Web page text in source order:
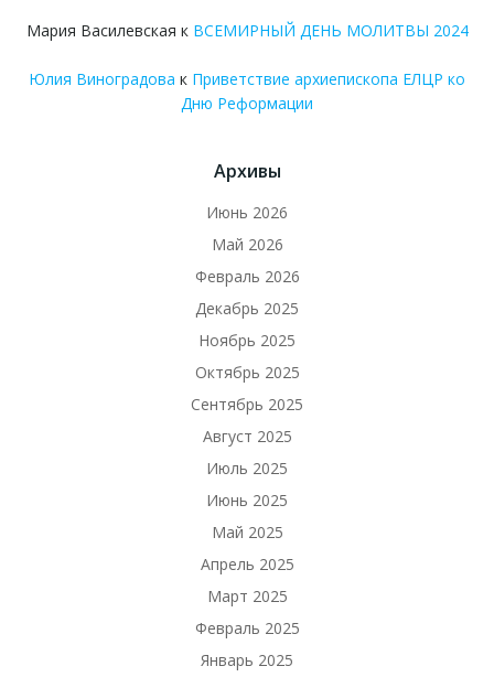
Мария Василевская к ВСЕМИРНЫЙ ДЕНЬ МОЛИТВЫ 2024
Юлия Виноградова к Приветствие архиепископа ЕЛЦР ко
Дню Реформации
Архивы
Июнь 2026
Май 2026
Февраль 2026
Декабрь 2025
Ноябрь 2025
Октябрь 2025
Сентябрь 2025
Август 2025
Июль 2025
Июнь 2025
Май 2025
Апрель 2025
Март 2025
Февраль 2025
Январь 2025